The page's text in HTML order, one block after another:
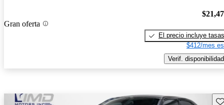
Gran oferta
El precio incluye tasas
$412/mes
Verif. disponibilidad